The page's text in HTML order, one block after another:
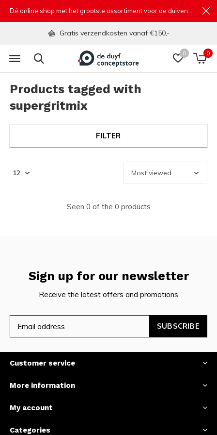
0 0
Gratis verzendkosten vanaf €150,-
Products tagged with
supergritmix
FILTER
Seen 0 of the 0 products
Sign up for our newsletter
Receive the latest offers and promotions
SUBSCRIBE
Customer service
More information
My account
Categories